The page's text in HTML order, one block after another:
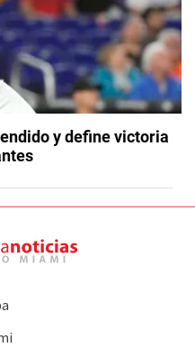
y define victoria